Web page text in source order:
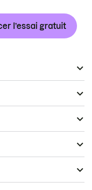
l’essai gratuit